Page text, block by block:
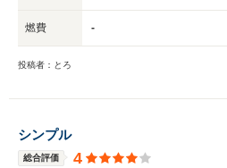
燃費 -
投稿者：とろ
シンプル
総合評価 4